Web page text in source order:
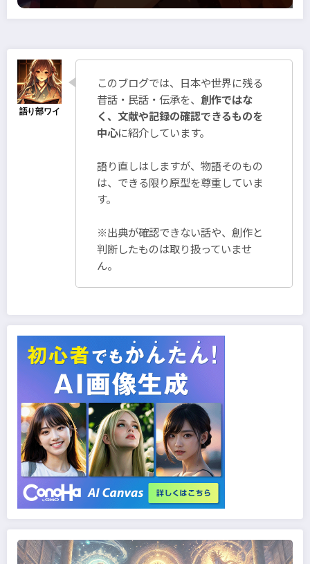
このブログでは、日本や世界に残る
昔話・民話・伝承を、 創作ではな
く、文献や記録の確認できるものを
中心に紹介しています。
語り直しはしますが、物語そのもの
は、できる限り原型を尊重していま
す。
※出典が確認できない話や、創作と
判断したものは取り扱っていませ
ん。